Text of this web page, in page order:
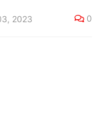
2023 0